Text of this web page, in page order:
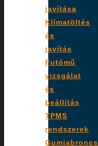
javítása
Klímatöltés
és
javítás
Futómű
vizsgálat
és
beállítás
TPMS
rendszerek
Gumiabroncs